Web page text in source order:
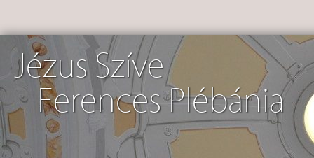
Jézus Szíve
Ferences Plébánia